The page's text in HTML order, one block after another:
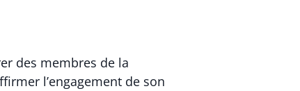
des membres de la
l’engagement de son